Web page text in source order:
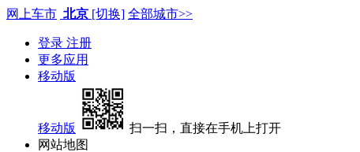
网上车市 北京 [切换] 全部城市>>
登录 注册
更多应用
移动版
移动版
扫一扫，直接在手机上打开
网站地图